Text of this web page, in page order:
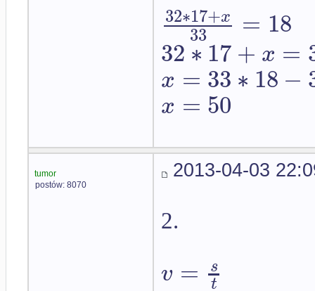
32∗17+x
33 = 18
32∗17+ x =
x = 33∗ 18−
x = 50
tumor
postów: 8070
2013-04-03
2.
v = s
t